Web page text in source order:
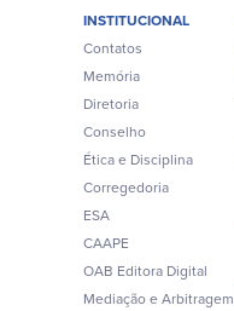
INSTITUCIONAL
Contatos
Memória
Diretoria
Conselho
Ética e Disciplina
Corregedoria
ESA
CAAPE
OAB Editora Digital
Mediação e Arbitragem